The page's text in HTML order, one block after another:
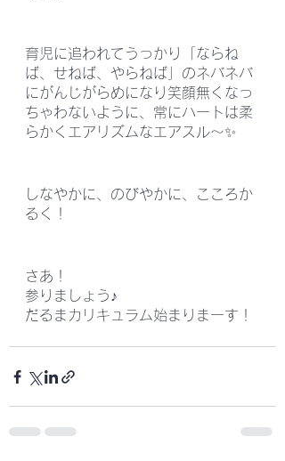
育児に追われてうっかり「ならね
ば、せねば、やらねば」のネバネバ
にがんじがらめになり笑顔無くなっ
ちゃわないように、常にハートは柔
らかくエアリズムなエアスル〜✨
しなやかに、のびやかに、こころか
るく！
さあ！
参りましょう♪
だるまカリキュラム始まりまーす！